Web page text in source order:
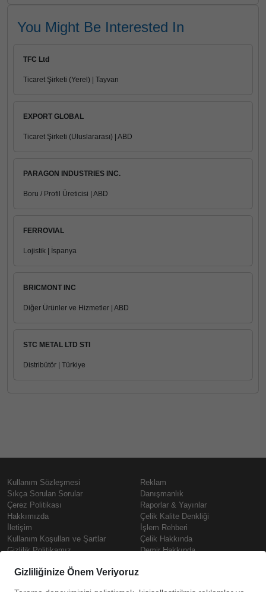
You Might Be Interested In
TFC Ltd
Ticaret Şirketi (Yerel) | Tayvan
EXPORT GLOBAL
Ticaret Şirketi (Uluslararası) | ABD
PARAGON INDUSTRIES INC.
Boru / Profil Üreticisi | ABD
FERROVIAL
Lojistik | İspanya
BRICMONT INC
Diğer Ürünler ve Hizmetler | ABD
STC METAL LTD STI
Distribütör | Türkiye
Kullanım Sözleşmesi
Sıkça Sorulan Sorular
Çerez Politikası
Hakkımızda
İletişim
Kullanım Koşulları ve Şartlar
Gizlilik Politikamız
Prime
Reklam
Danışmanlık
Raporlar & Yayınlar
Çelik Kalite Denkliği
İşlem Rehberi
Çelik Hakkında
Demir Hakkında